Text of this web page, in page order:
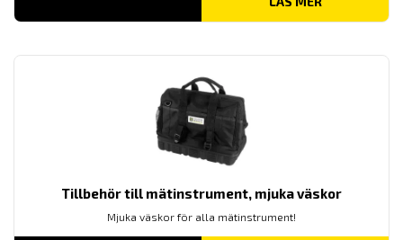
Tillbehör till mätinstrument, mjuka väskor
Mjuka väskor för alla mätinstrument!